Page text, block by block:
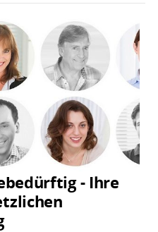
- Ihre